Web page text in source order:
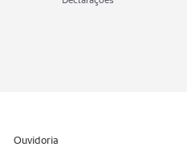
Ouvidoria